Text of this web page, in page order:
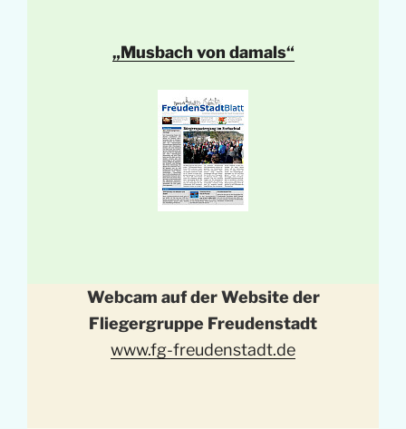
„Musbach von damals“
Webcam auf der Website der
Fliegergruppe Freudenstadt
www.fg-freudenstadt.de